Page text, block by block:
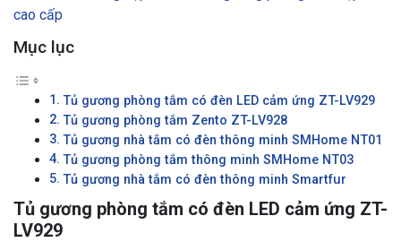
cao cấp
Mục lục
Tủ gương phòng tắm có đèn LED cảm ứng ZT-LV929
Tủ gương phòng tắm Zento ZT-LV928
Tủ gương nhà tắm có đèn thông minh SMHome NT01
Tủ gương phòng tắm thông minh SMHome NT03
Tủ gương nhà tắm có đèn thông minh Smartfur
Tủ gương phòng tắm có đèn LED cảm ứng ZT-
LV929